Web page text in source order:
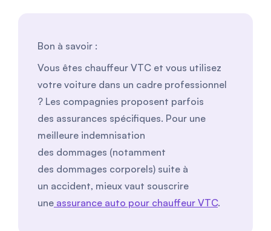
Bon à savoir :
Vous êtes chauffeur VTC et vous utilisez
votre voiture dans un cadre professionnel
? Les compagnies proposent parfois
des assurances spécifiques. Pour une
meilleure indemnisation
des dommages (notamment
des dommages corporels) suite à
un accident, mieux vaut souscrire
une assurance auto pour chauffeur VTC.